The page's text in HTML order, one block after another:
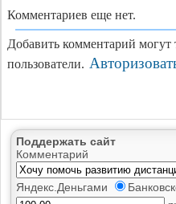
Комментариев еще нет.
Добавить комментарий могут
пользователи.
Поддержать сайт
Комментарий
Яндекс.Деньгами